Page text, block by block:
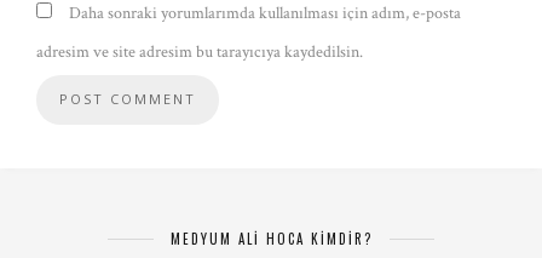
Daha sonraki yorumlarımda kullanılması için adım, e-posta
adresim ve site adresim bu tarayıcıya kaydedilsin.
MEDYUM ALİ HOCA KİMDİR?